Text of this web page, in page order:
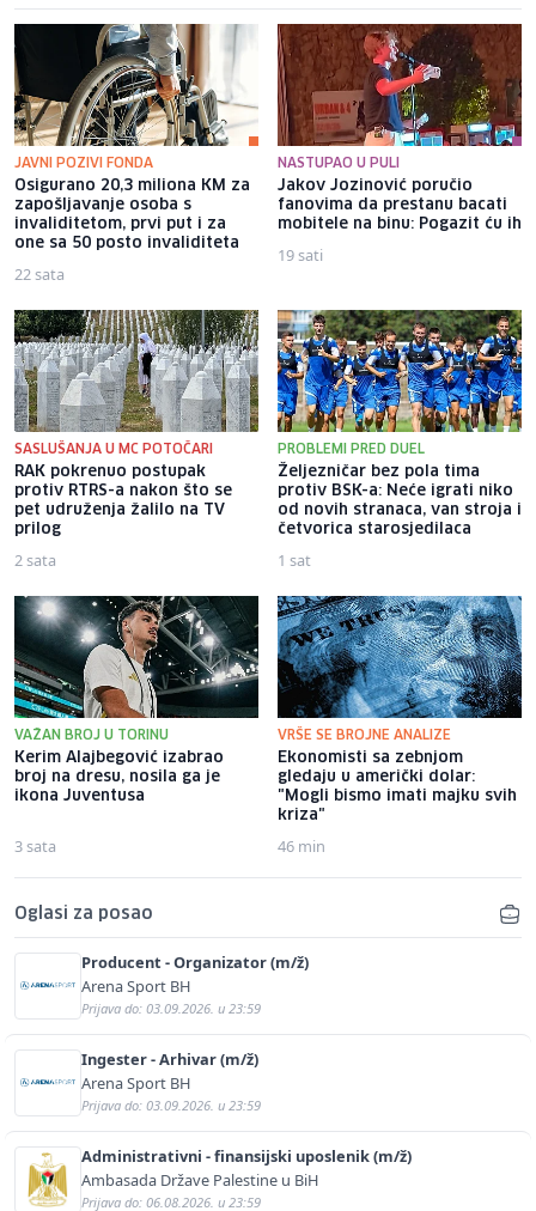
JAVNI POZIVI FONDA
Osigurano 20,3 miliona KM za
zapošljavanje osoba s
invaliditetom, prvi put i za
one sa 50 posto invaliditeta
22 sata
NASTUPAO U PULI
Jakov Jozinović poručio
fanovima da prestanu bacati
mobitele na binu: Pogazit ću ih
19 sati
SASLUŠANJA U MC POTOČARI
RAK pokrenuo postupak
protiv RTRS-a nakon što se
pet udruženja žalilo na TV
prilog
2 sata
PROBLEMI PRED DUEL
Željezničar bez pola tima
protiv BSK-a: Neće igrati niko
od novih stranaca, van stroja i
četvorica starosjedilaca
1 sat
VAŽAN BROJ U TORINU
Kerim Alajbegović izabrao
broj na dresu, nosila ga je
ikona Juventusa
3 sata
VRŠE SE BROJNE ANALIZE
Ekonomisti sa zebnjom
gledaju u američki dolar:
"Mogli bismo imati majku svih
kriza"
46 min
Oglasi za posao
Producent - Organizator (m/ž)
Arena Sport BH
Prijava do: 03.09.2026. u 23:59
Ingester - Arhivar (m/ž)
Arena Sport BH
Prijava do: 03.09.2026. u 23:59
Administrativni - finansijski uposlenik (m/ž)
Ambasada Države Palestine u BiH
Prijava do: 06.08.2026. u 23:59